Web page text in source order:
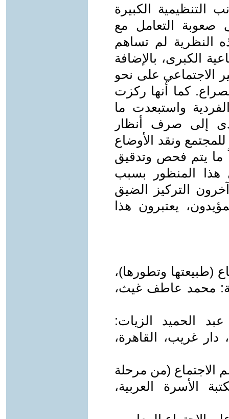
التنظيمية الكبيرة
صعوبة التعامل مع
النظرية لم تساهم
الكبرى، بالإضافة
الاجتماعي على نحو
كما أنها ركزت
واستبعدت ما
إلى صرف أنظار
ونقد الأوضاع
ما يتم فحص وتدقيق
هذا المنظور بسبب
التركيز الضيق
يعتبرون هذا
(طبيعتها وتطورها)،
محمد عاطف غيث،
الحميد الزيات:
دار غريب، القاهرة،
الاجتماع (من مرحلة
الأسرة العربية،